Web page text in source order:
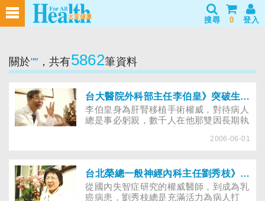
搜尋 0 登入
關於"" ，共有5862筆資料
台大醫院外科部主任李伯皇》突破生命的每一種可能
李伯皇身為肝腎移植手術權威，對待病人
總是事必躬親，數千人在他那雙因長期執
全貢獻給醫學和病患，自己的事往往拋諸
2006-06-01
台北榮總一般神經內科主任劉秀枝》笑擁癌症給的禮物
從國內失智症研究的權威醫師，到成為乳
癌病患，劉秀枝總是充滿活力為病人打